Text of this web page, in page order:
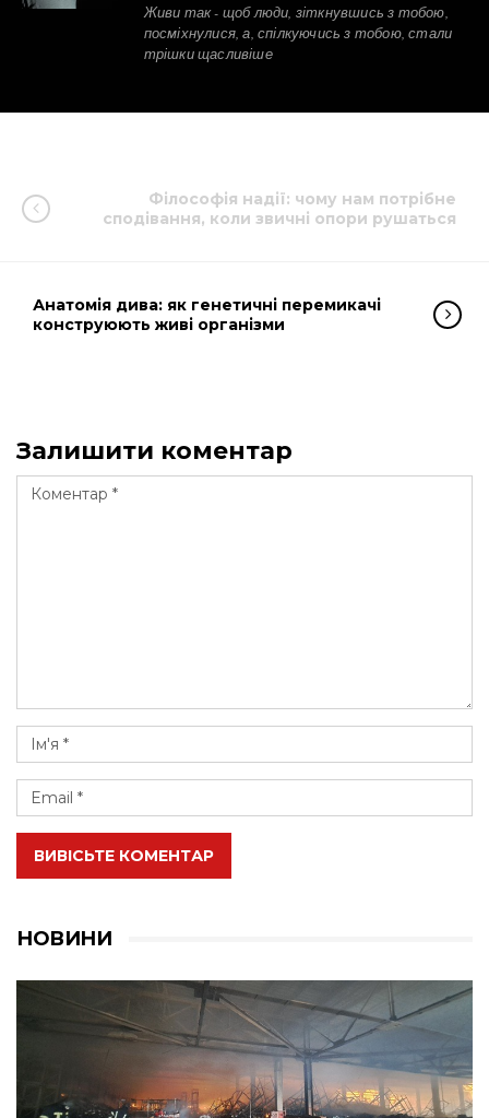
Живи так - щоб люди, зіткнувшись з тобою,
посміхнулися, а, спілкуючись з тобою, стали
трішки щасливіше
Філософія надії: чому нам потрібне
сподівання, коли звичні опори рушаться
Анатомія дива: як генетичні перемикачі
конструюють живі організми
Залишити коментар
ВИВІСЬТЕ КОМЕНТАР
НОВИНИ